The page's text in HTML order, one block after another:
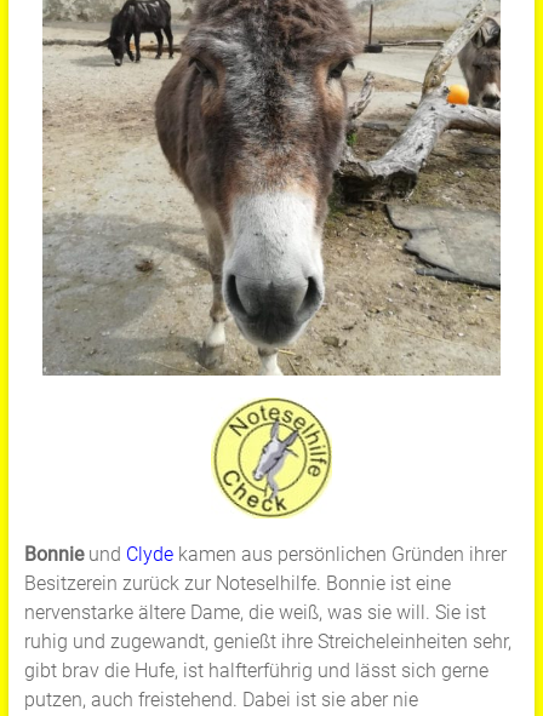
Bonnieund Clydekamen aus persönlichen Gründen ihrer
Besitzerein zurück zur Noteselhilfe. Bonnie ist eine
nervenstarke ältere Dame, die weiß, was sie will. Sie ist
ruhig und zugewandt, genießt ihre Streicheleinheiten sehr,
gibt brav die Hufe, ist halfterführig und lässt sich gerne
putzen, auch freistehend. Dabei ist sie aber nie